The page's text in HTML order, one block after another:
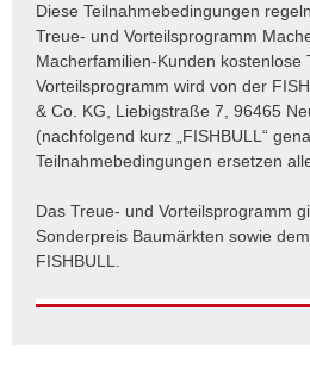
Diese Teilnahmebedingungen
Treue- und Vorteilsprogramm
Macherfamilien-Kunden kostenlose
Vorteilsprogramm wird von der
& Co. KG, Liebigstraße 7, 96465
(nachfolgend kurz „FISHBULL“
Teilnahmebedingungen ersetzen
Das Treue- und Vorteilsprogramm
Sonderpreis Baumärkten sowie
FISHBULL.